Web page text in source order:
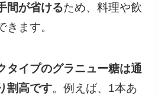
間が省けるため、料理や飲
きます。
タイプのグラニュー糖は通
割高です。例えば、1本あ